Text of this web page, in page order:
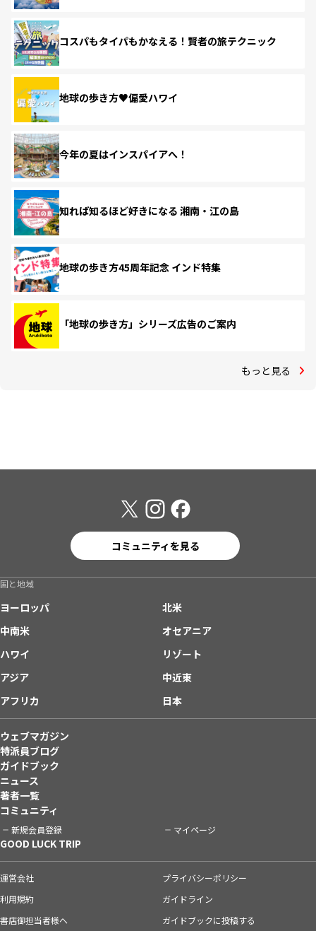
コスパもタイパもかなえる！賢者の旅テクニック
地球の歩き方♥偏愛ハワイ
今年の夏はインスパイアへ！
知れば知るほど好きになる 湘南・江の島
地球の歩き方45周年記念 インド特集
「地球の歩き方」シリーズ広告のご案内
もっと見る
コミュニティを見る
国と地域
ヨーロッパ
北米
中南米
オセアニア
ハワイ
リゾート
アジア
中近東
アフリカ
日本
ウェブマガジン
特派員ブログ
ガイドブック
ニュース
著者一覧
コミュニティ
新規会員登録 マイページ
GOOD LUCK TRIP
運営会社
プライバシーポリシー
利用規約
ガイドライン
書店御担当者様へ
ガイドブックに投稿する